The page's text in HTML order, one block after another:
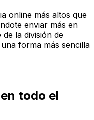
online más altos que
enviar más en
la división de
forma más sencilla
todo el